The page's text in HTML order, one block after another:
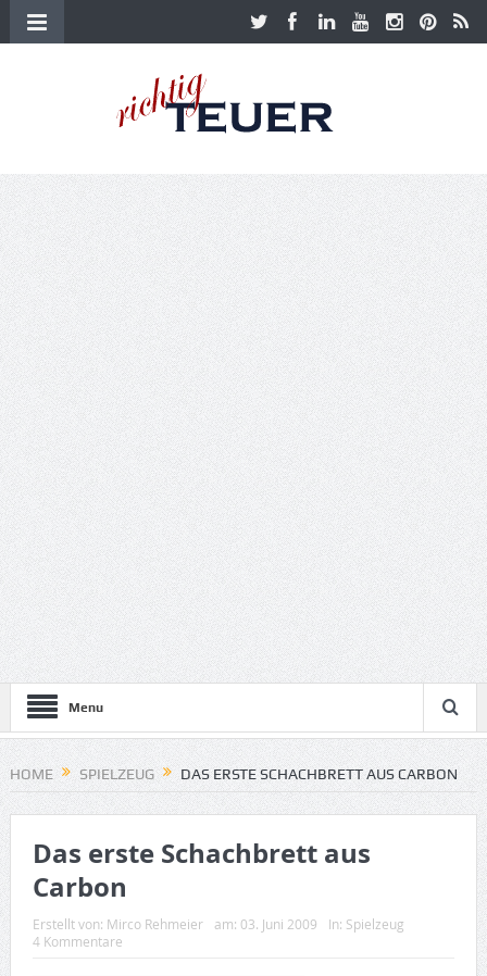
Menu
HOME SPIELZEUG DAS ERSTE SCHACHBRETT AUS CARBON
Das erste Schachbrett aus
Carbon
Erstellt von: Mirco Rehmeier am: 03. Juni 2009 In: Spielzeug
4 Kommentare